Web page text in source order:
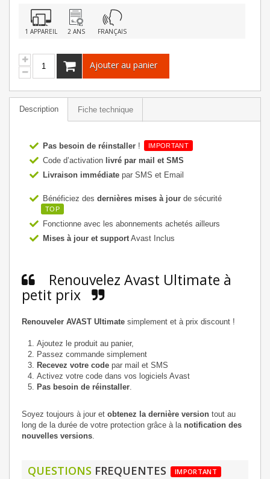
1 APPAREIL 2 ANS FRANÇAIS
Ajouter au panier
Description Fiche technique
Pas besoin de réinstaller ! IMPORTANT
Code d’activation livré par mail et SMS
Livraison immédiate par SMS et Email
Bénéficiez des dernières mises à jour de sécurité
TOP
Fonctionne avec les abonnements achetés ailleurs
Mises à jour et supportAvast Inclus
Renouvelez Avast Ultimate à
petit prix
Renouveler AVAST Ultimate simplement et à prix discount !
Ajoutez le produit au panier,
Passez commande simplement
Recevez votre code par mail et SMS
Activez votre code dans vos logiciels Avast
Pas besoin de réinstaller.
Soyez toujours à jour et obtenez la dernière version tout au
long de la durée de votre protection grâce à la notification des
nouvelles versions.
QUESTIONS FREQUENTES IMPORTANT